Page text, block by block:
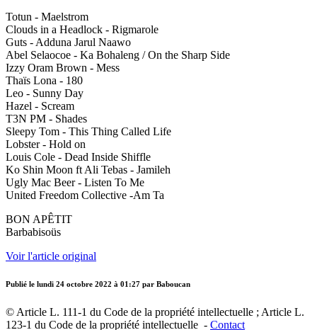
Totun - Maelstrom
Clouds in a Headlock - Rigmarole
Guts - Adduna Jarul Naawo
Abel Selaocoe - Ka Bohaleng / On the Sharp Side
Izzy Oram Brown - Mess
Thaïs Lona - 180
Leo - Sunny Day
Hazel - Scream
T3N PM - Shades
Sleepy Tom - This Thing Called Life
Lobster - Hold on
Louis Cole - Dead Inside Shiffle
Ko Shin Moon ft Ali Tebas - Jamileh
Ugly Mac Beer - Listen To Me
United Freedom Collective -Am Ta
BON APÊTIT
Barbabisoüs
Voir l'article original
Publié le lundi 24 octobre 2022 à 01:27 par Baboucan
© Article L. 111-1 du Code de la propriété intellectuelle ; Article L.
123-1 du Code de la propriété intellectuelle - Contact